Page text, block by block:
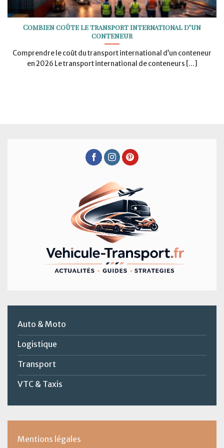
Combien coûte le transport international d’un
conteneur
Comprendre le coût du transport international d’un conteneur
en 2026 Le transport international de conteneurs [...]
Auto & Moto
Logistique
Transport
VTC & Taxis
Mentions légales